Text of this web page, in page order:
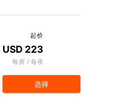
起价
USD 223
每房 / 每夜
选择